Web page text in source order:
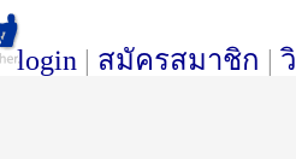
login | สมัครสมาชิก |